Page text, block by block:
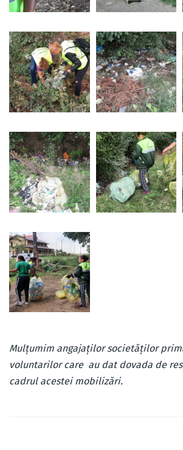
Mulțumim angajaților societăților
voluntarilor care au dat dovada de
cadrul acestei mobilizări.